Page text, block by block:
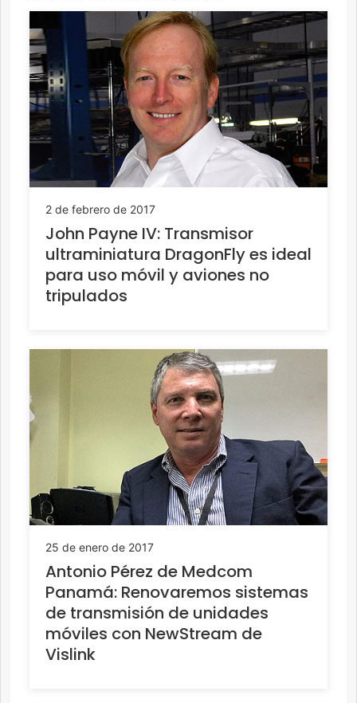
2 de febrero de 2017
John Payne IV: Transmisor
ultraminiatura DragonFly es ideal
para uso móvil y aviones no
tripulados
25 de enero de 2017
Antonio Pérez de Medcom
Panamá: Renovaremos sistemas
de transmisión de unidades
móviles con NewStream de
Vislink